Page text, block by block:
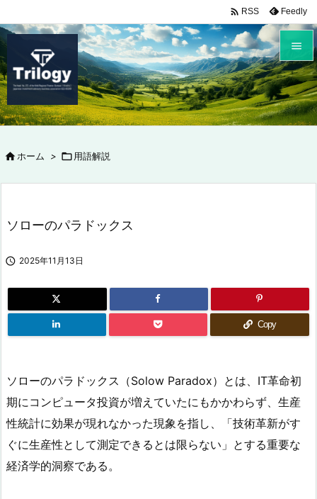


メニュ

サイド

 RSS Feedly
ホーム > 用語解説
ソローのパラドックス
 2025年11月13日
Copy
ソローのパラドックス（Solow Paradox）とは、IT革命初
期にコンピュータ投資が増えていたにもかかわらず、生産
性統計に効果が現れなかった現象を指し、「技術革新がす
ぐに生産性として測定できるとは限らない」とする重要な
経済学的洞察である。